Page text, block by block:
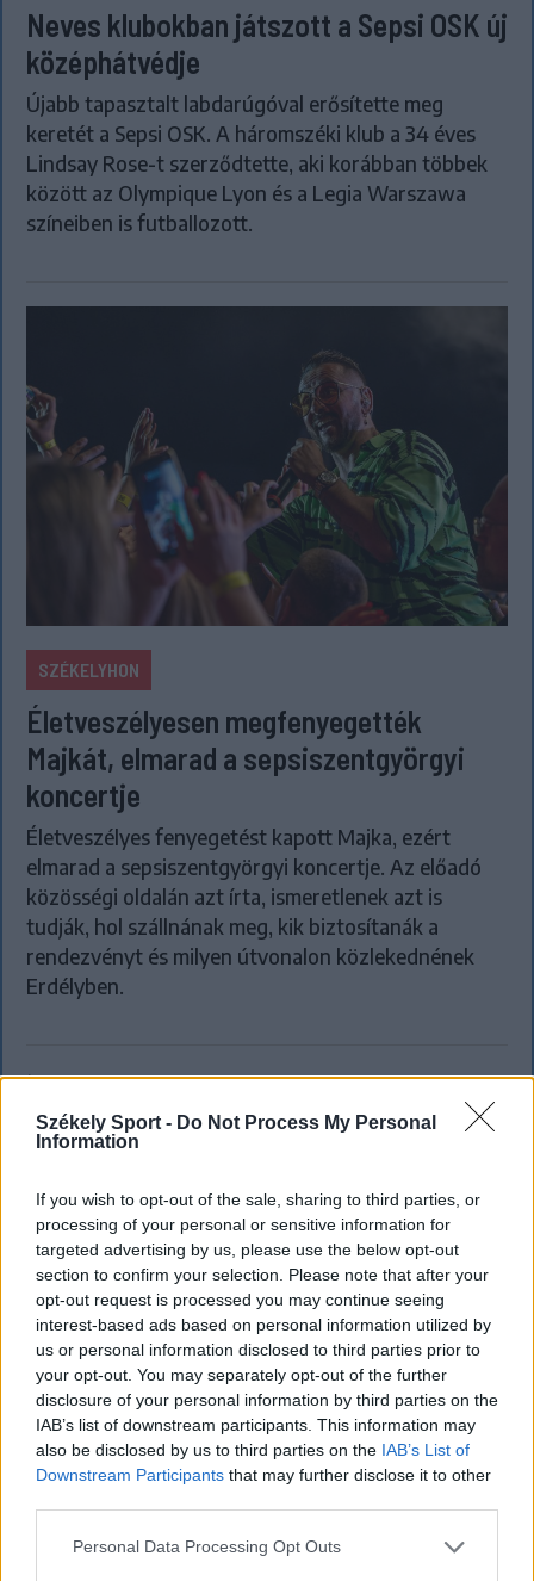
Székely Sport - Do Not Process My Personal
Information
If you wish to opt-out of the sale, sharing to third parties, or
processing of your personal or sensitive information for
targeted advertising by us, please use the below opt-out
section to confirm your selection. Please note that after your
opt-out request is processed you may continue seeing
interest-based ads based on personal information utilized by
us or personal information disclosed to third parties prior to
your opt-out. You may separately opt-out of the further
disclosure of your personal information by third parties on the
IAB’s list of downstream participants. This information may
also be disclosed by us to third parties on the IAB’s List of
Downstream Participants that may further disclose it to other
Personal Data Processing Opt Outs
Neves klubokban játszott a Sepsi OSK új
középhátvédje
Újabb tapasztalt labdarúgóval erősítette meg
keretét a Sepsi OSK. A háromszéki klub a 34 éves
Lindsay Rose-t szerződtette, aki korábban többek
között az Olympique Lyon és a Legia Warszawa
színeiben is futballozott.
SZÉKELYHON
Életveszélyesen megfenyegették
Majkát, elmarad a sepsiszentgyörgyi
koncertje
Életveszélyes fenyegetést kapott Majka, ezért
elmarad a sepsiszentgyörgyi koncertje. Az előadó
közösségi oldalán azt írta, ismeretlenek azt is
tudják, hol szállnának meg, kik biztosítanák a
rendezvényt és milyen útvonalon közlekednének
Erdélyben.
`
Miért alacsony Romániában a Duna